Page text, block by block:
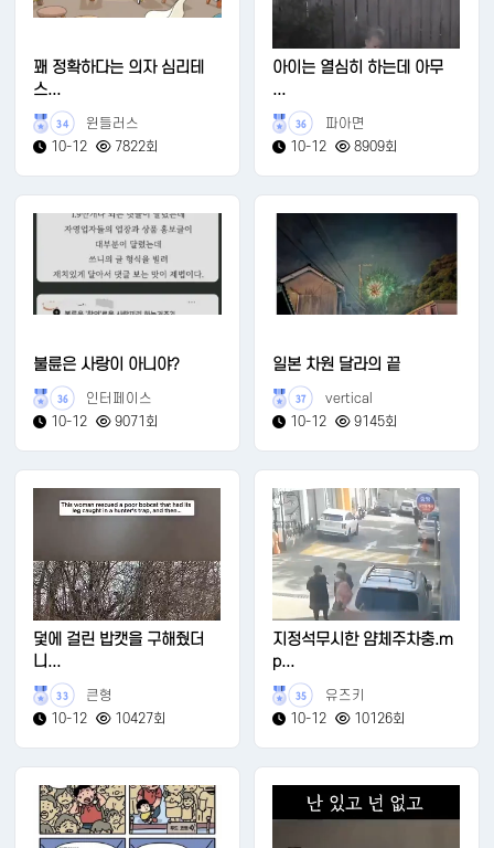
꽤 정확하다는 의자 심리테
스...
34
윈들러스
10-12
7822회
아이는 열심히 하는데 아무
...
36
파아면
10-12
8909회
불륜은 사랑이 아니야?
36
인터페이스
10-12
9071회
일본 차원 달라의 끝
37
vertical
10-12
9145회
덫에 걸린 밥캣을 구해줬더
니...
33
큰형
10-12
10427회
지정석무시한 얌체주차충.m
p...
35
유즈키
10-12
10126회